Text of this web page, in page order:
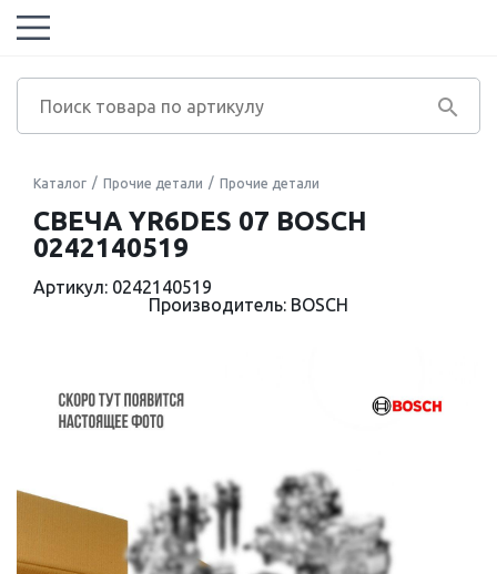
Каталог Прочие детали Прочие детали
СВЕЧА YR6DES 07 BOSCH
0242140519
Артикул: 0242140519
Производитель: BOSCH